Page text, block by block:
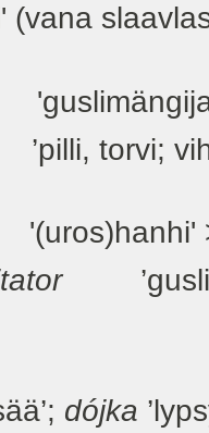
slaavlaste
torvi;
dójka